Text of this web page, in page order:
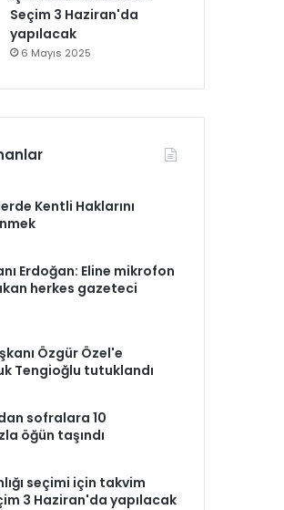
Seçim 3 Haziran'da
yapılacak
6 Mayıs 2025
Kentli Haklarını
Erdoğan: Eline mikrofon
herkes gazeteci
Özgür Özel'e
Tengioğlu tutuklandı
sofralara 10
öğün taşındı
seçimi için takvim
3 Haziran'da yapılacak